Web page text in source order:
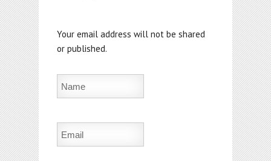
Your email address will not be shared
or published.